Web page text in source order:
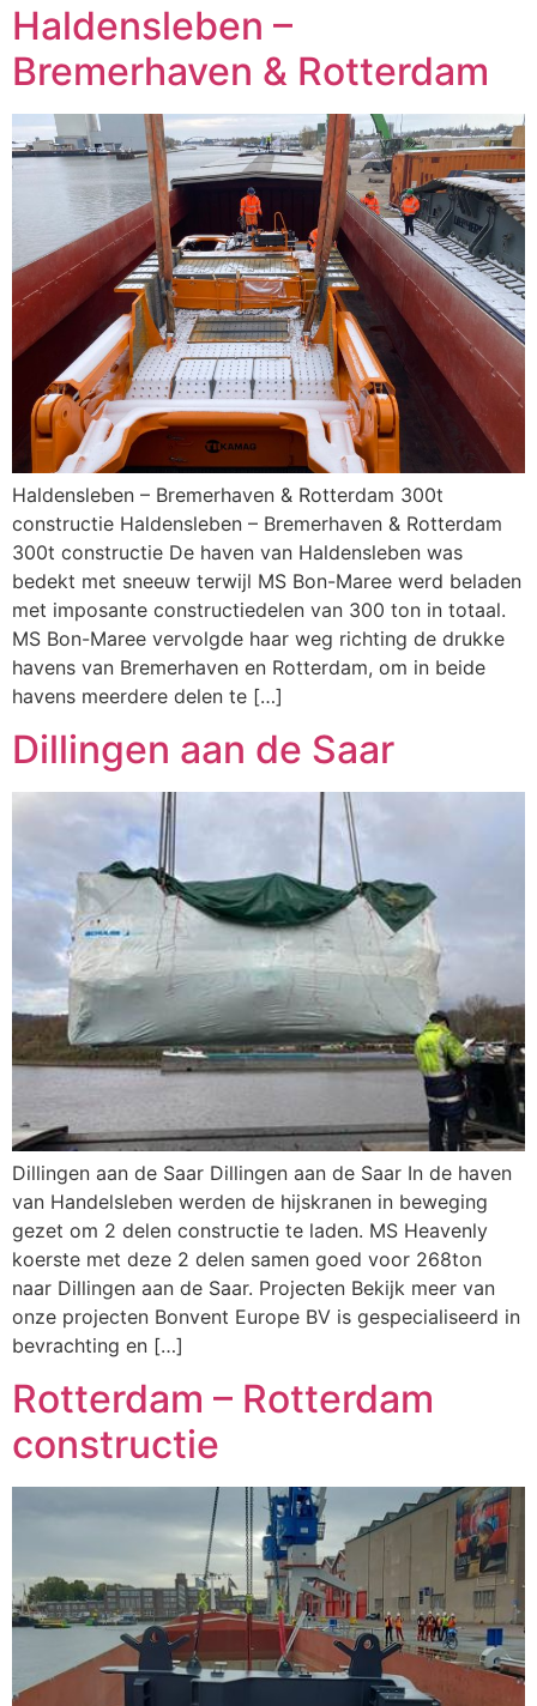
Haldensleben –
Bremerhaven & Rotterdam
Haldensleben – Bremerhaven & Rotterdam 300t
constructie Haldensleben – Bremerhaven & Rotterdam
300t constructie De haven van Haldensleben was
bedekt met sneeuw terwijl MS Bon-Maree werd beladen
met imposante constructiedelen van 300 ton in totaal.
MS Bon-Maree vervolgde haar weg richting de drukke
havens van Bremerhaven en Rotterdam, om in beide
havens meerdere delen te […]
Dillingen aan de Saar
Dillingen aan de Saar Dillingen aan de Saar In de haven
van Handelsleben werden de hijskranen in beweging
gezet om 2 delen constructie te laden. MS Heavenly
koerste met deze 2 delen samen goed voor 268ton
naar Dillingen aan de Saar. Projecten Bekijk meer van
onze projecten Bonvent Europe BV is gespecialiseerd in
bevrachting en […]
Rotterdam – Rotterdam
constructie